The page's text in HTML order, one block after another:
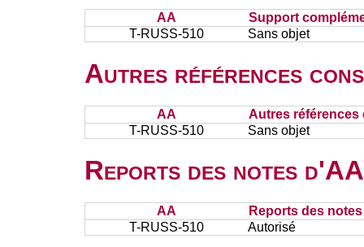
AA
Support
T-RUSS-510
Sans objet
Autres références
AA
Autres références
T-RUSS-510
Sans objet
Reports des notes
AA
Reports des
T-RUSS-510
Autorisé